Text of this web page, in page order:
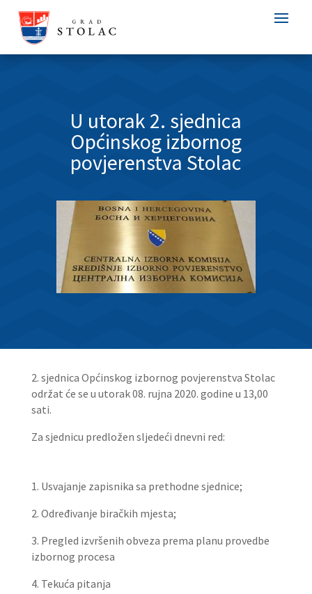
U utorak 2. sjednica
Općinskog izbornog
povjerenstva Stolac
2. sjednica Općinskog izbornog povjerenstva Stolac
održat će se u utorak 08. rujna 2020. godine u 13,00
sati.
Za sjednicu predložen sljedeći dnevni red:
1. Usvajanje zapisnika sa prethodne sjednice;
2. Određivanje biračkih mjesta;
3. Pregled izvršenih obveza prema planu provedbe
izbornog procesa
4. Tekuća pitanja